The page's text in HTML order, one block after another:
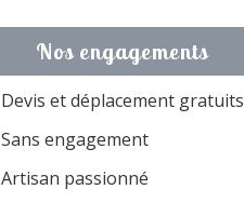
Nos engagements
Devis et déplacement gratuits
Sans engagement
Artisan passionné